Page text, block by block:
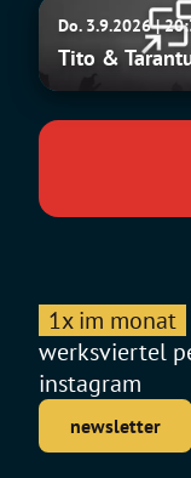
Tito
Tarantula
Do. 3.9.2026 |
Tito &
1x im monat
werksviertel
instagram
newsletter